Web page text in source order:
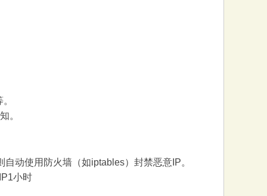
。
动使用防火墙（如iptables）封禁恶意IP。
小时